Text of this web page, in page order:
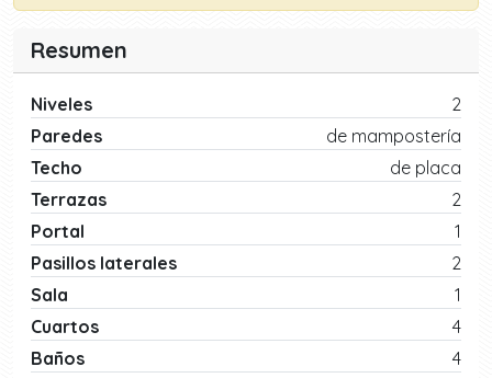
Resumen
Niveles
2
Paredes
de mampostería
Techo
de placa
Terrazas
2
Portal
1
Pasillos laterales
2
Sala
1
Cuartos
4
Baños
4